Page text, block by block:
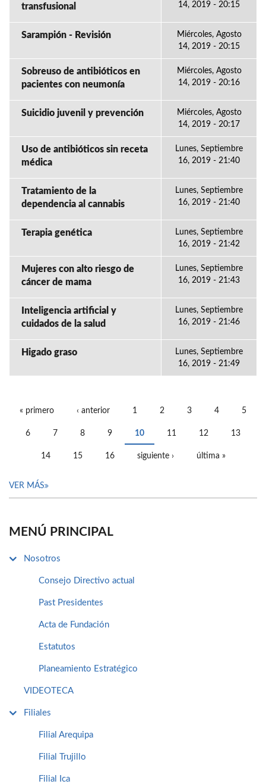
transfusional
14, 2019 - 20:15
Sarampión - Revisión
Miércoles, Agosto
14, 2019 - 20:15
Sobreuso de antibióticos en
pacientes con neumonía
Miércoles, Agosto
14, 2019 - 20:16
Suicidio juvenil y prevención
Miércoles, Agosto
14, 2019 - 20:17
Uso de antibióticos sin receta
médica
Lunes, Septiembre
16, 2019 - 21:40
Tratamiento de la
dependencia al cannabis
Lunes, Septiembre
16, 2019 - 21:40
Terapia genética
Lunes, Septiembre
16, 2019 - 21:42
Mujeres con alto riesgo de
cáncer de mama
Lunes, Septiembre
16, 2019 - 21:43
Inteligencia artificial y
cuidados de la salud
Lunes, Septiembre
16, 2019 - 21:46
Higado graso
Lunes, Septiembre
16, 2019 - 21:49
« primero ‹ anterior 1 2 3 4 5
6 7 8 9 10 11 12 13
14 15 16 siguiente › última »
VER MÁS
MENÚ PRINCIPAL
Nosotros
Consejo Directivo actual
Past Presidentes
Acta de Fundación
Estatutos
Planeamiento Estratégico
VIDEOTECA
Filiales
Filial Arequipa
Filial Trujillo
Filial Ica